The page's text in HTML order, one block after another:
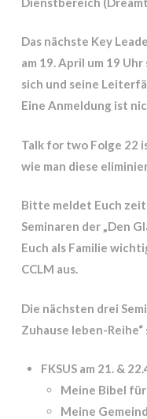
Das nächste Key
am 19. April um 19
sich und seine
Eine Anmeldung ist
Talk for two Folge 22
wie man diese
Bitte meldet Euch
Seminaren der „Den
Euch als Familie
CCLM aus.
Die nächsten drei
Zuhause leben-
FKSUS am 21. &
Meine Bibel für
Meine